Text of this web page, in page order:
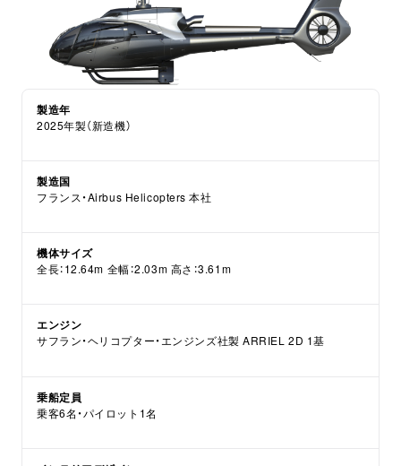
製造年
2025年製（新造機）
製造国
フランス・Airbus Helicopters 本社
機体サイズ
全長：12.64m 全幅：2.03m 高さ：3.61m
エンジン
サフラン・ヘリコプター・エンジンズ社製 ARRIEL 2D 1基
乗船定員
乗客6名・パイロット1名